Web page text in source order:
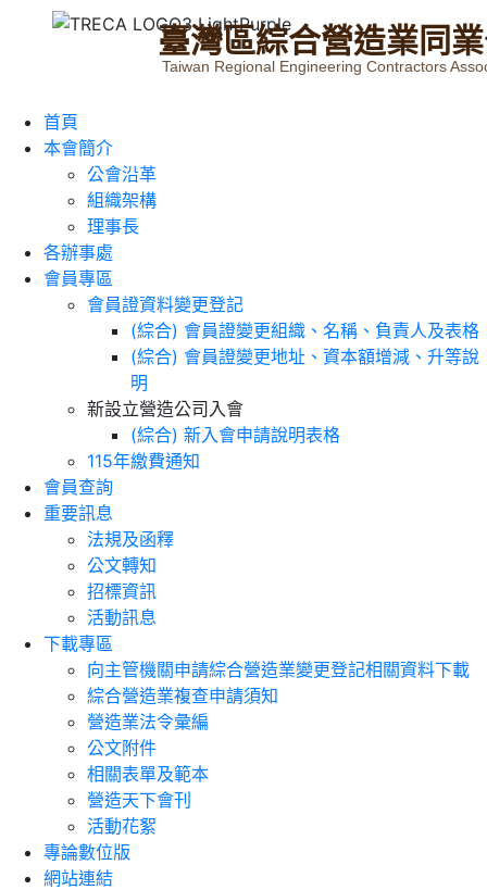
臺灣區綜合營造業同業
Taiwan Regional Engineering Contractors
首頁
本會簡介
公會沿革
組織架構
理事長
各辦事處
會員專區
會員證資料變更登記
(綜合) 會員證變更組織、名稱、負責人及表格
(綜合) 會員證變更地址、資本額增減、升等說
明
新設立營造公司入會
(綜合) 新入會申請說明表格
115年繳費通知
會員查詢
重要訊息
法規及函釋
公文轉知
招標資訊
活動訊息
下載專區
向主管機關申請綜合營造業變更登記相關資料下載
綜合營造業複查申請須知
營造業法令彙編
公文附件
相關表單及範本
營造天下會刊
活動花絮
專論數位版
網站連結